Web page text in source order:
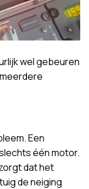
wel gebeuren
Een
één motor.
dat het
de neiging